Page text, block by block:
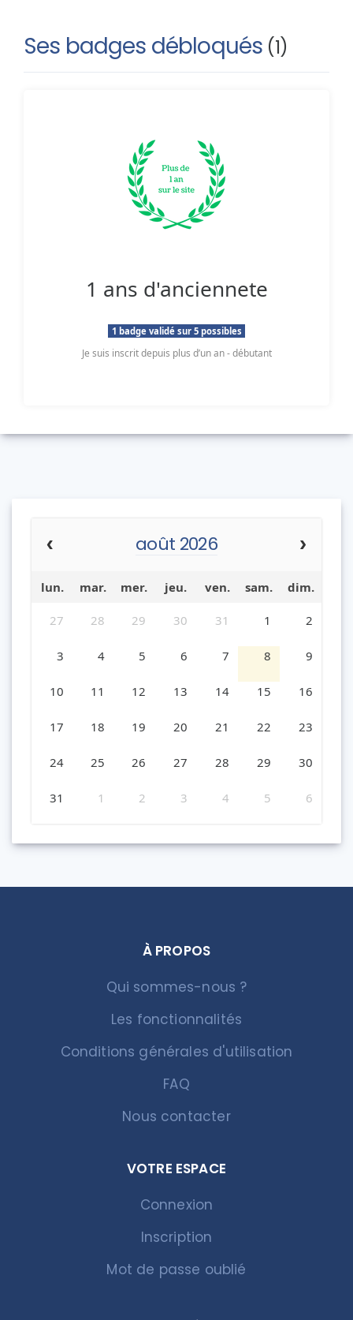
Ses badges débloqués (1)
1 ans d'anciennete
1 badge validé sur 5 possibles
Je suis inscrit depuis plus d’un an - débutant
août 2026
lun. mar. mer. jeu. ven. sam. dim.
27 28 29 30 31 1 2
3 4 5 6 7 8 9
10 11 12 13 14 15 16
17 18 19 20 21 22 23
24 25 26 27 28 29 30
31 1 2 3 4 5 6
À PROPOS
Qui sommes-nous ?
Les fonctionnalités
Conditions générales d'utilisation
FAQ
Nous contacter
VOTRE ESPACE
Connexion
Inscription
Mot de passe oublié